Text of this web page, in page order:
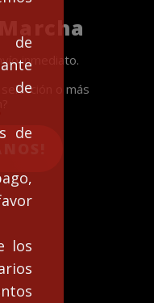
de
de
de
los
inmediato.
o más